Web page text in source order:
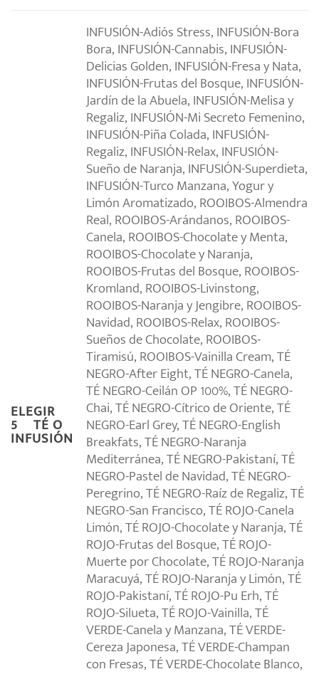
ELEGIR
5º TÉ O
INFUSIÓN
INFUSIÓN-Adiós Stress, INFUSIÓN-Bora
Bora, INFUSIÓN-Cannabis, INFUSIÓN-
Delicias Golden, INFUSIÓN-Fresa y Nata,
INFUSIÓN-Frutas del Bosque, INFUSIÓN-
Jardín de la Abuela, INFUSIÓN-Melisa y
Regaliz, INFUSIÓN-Mi Secreto Femenino,
INFUSIÓN-Piña Colada, INFUSIÓN-
Regaliz, INFUSIÓN-Relax, INFUSIÓN-
Sueño de Naranja, INFUSIÓN-Superdieta,
INFUSIÓN-Turco Manzana, Yogur y
Limón Aromatizado, ROOIBOS-Almendra
Real, ROOIBOS-Arándanos, ROOIBOS-
Canela, ROOIBOS-Chocolate y Menta,
ROOIBOS-Chocolate y Naranja,
ROOIBOS-Frutas del Bosque, ROOIBOS-
Kromland, ROOIBOS-Livinstong,
ROOIBOS-Naranja y Jengibre, ROOIBOS-
Navidad, ROOIBOS-Relax, ROOIBOS-
Sueños de Chocolate, ROOIBOS-
Tiramisú, ROOIBOS-Vainilla Cream, TÉ
NEGRO-After Eight, TÉ NEGRO-Canela,
TÉ NEGRO-Ceilán OP 100%, TÉ NEGRO-
Chai, TÉ NEGRO-Cítrico de Oriente, TÉ
NEGRO-Earl Grey, TÉ NEGRO-English
Breakfats, TÉ NEGRO-Naranja
Mediterránea, TÉ NEGRO-Pakistaní, TÉ
NEGRO-Pastel de Navidad, TÉ NEGRO-
Peregrino, TÉ NEGRO-Raíz de Regaliz, TÉ
NEGRO-San Francisco, TÉ ROJO-Canela
Limón, TÉ ROJO-Chocolate y Naranja, TÉ
ROJO-Frutas del Bosque, TÉ ROJO-
Muerte por Chocolate, TÉ ROJO-Naranja
Maracuyá, TÉ ROJO-Naranja y Limón, TÉ
ROJO-Pakistaní, TÉ ROJO-Pu Erh, TÉ
ROJO-Silueta, TÉ ROJO-Vainilla, TÉ
VERDE-Canela y Manzana, TÉ VERDE-
Cereza Japonesa, TÉ VERDE-Champan
con Fresas, TÉ VERDE-Chocolate Blanco,